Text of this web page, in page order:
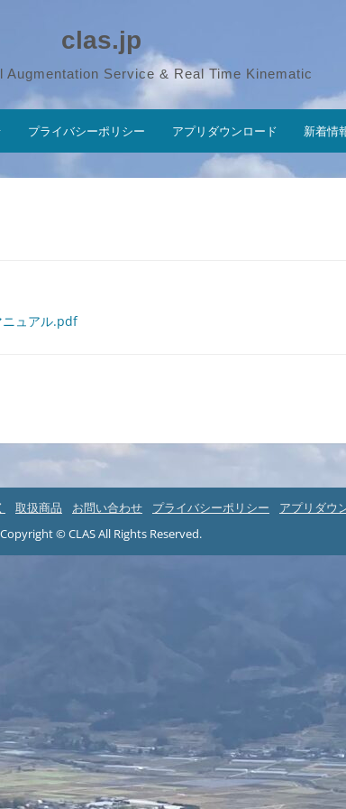
clas.jp
Augmentation Service & Real Time Kinematic
プライバシーポリシー アプリダウンロード 新着情
ュアル.pdf
取扱商品 お問い合わせ プライバシーポリシー アプリダウ
Copyright © CLAS All Rights Reserved.